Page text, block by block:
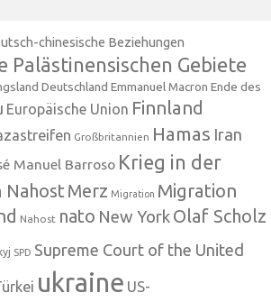
chinesische Beziehungen
Palästinensischen Gebiete
Deutschland Emmanuel Macron Ende des
Europäische Union Finnland
Großbritannien Hamas Iran
Manuel Barroso Krieg in der
NahostMerz Migration Migration
Nahost nato New YorkOlaf Scholz
SPD Supreme Court of the United
ukraine US-